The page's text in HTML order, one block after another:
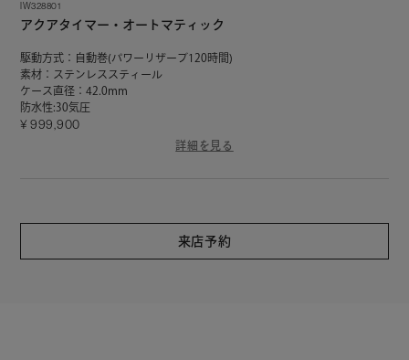
IW328801
アクアタイマー・オートマティック
駆動方式：自動巻(パワーリザーブ120時間)
素材：ステンレススティール
ケース直径：42.0mm
防水性:30気圧
999,900
詳細を見る
来店予約